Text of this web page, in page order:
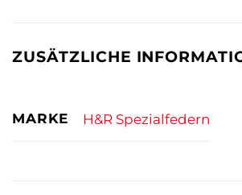
ZUSÄTZLICHE
MARKE H&R Spezialfedern